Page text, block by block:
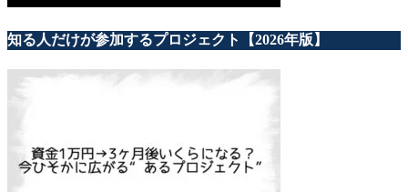
知る人だけが参加するプロジェクト【2026年版】